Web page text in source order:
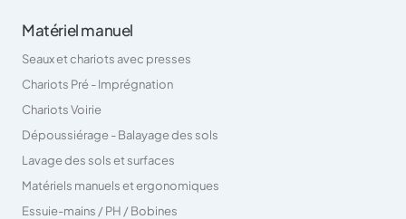
Matériel manuel
Seaux et chariots avec presses
Chariots Pré - Imprégnation
Chariots Voirie
Dépoussiérage - Balayage des sols
Lavage des sols et surfaces
Matériels manuels et ergonomiques
Essuie-mains / PH / Bobines